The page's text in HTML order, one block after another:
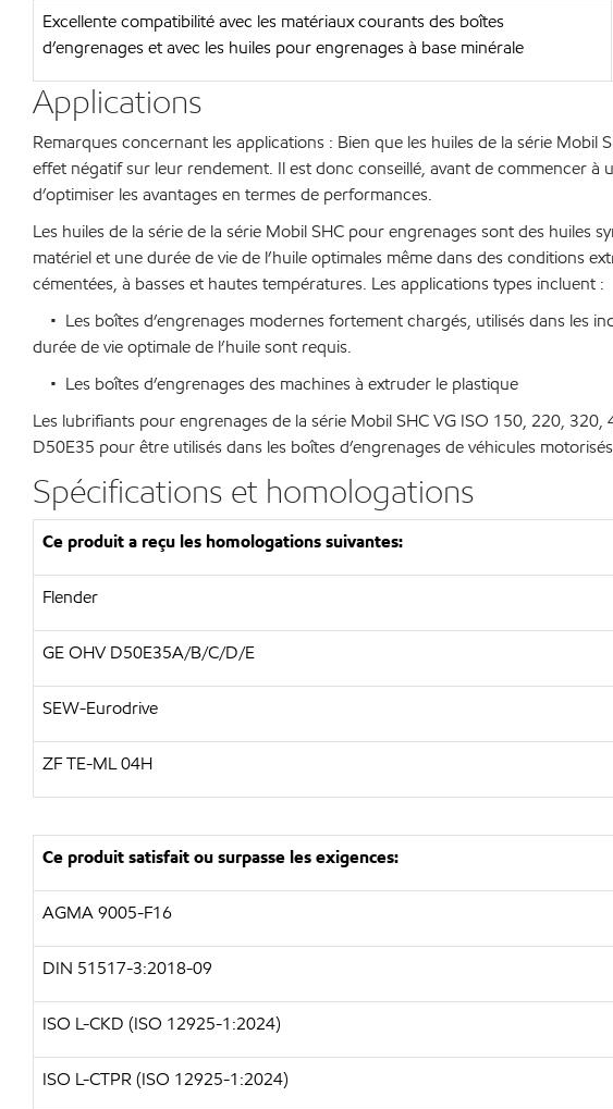
Excellente compatibilité avec les matériaux courants des boîtes
d’engrenages et avec les huiles pour engrenages à base minérale
Applications
Remarques concernant les applications : Bien que les huiles de la série
effet négatif sur leur rendement. Il est donc conseillé, avant de commencer à
d’optimiser les avantages en termes de performances.
Les huiles de la série de la série Mobil SHC pour engrenages sont des
matériel et une durée de vie de l’huile optimales même dans des conditions
cémentées, à basses et hautes températures. Les applications types incluent :
• Les boîtes d’engrenages modernes fortement chargés, utilisés dans les
durée de vie optimale de l’huile sont requis.
• Les boîtes d’engrenages des machines à extruder le plastique
Les lubrifiants pour engrenages de la série Mobil SHC VG ISO 150, 220,
D50E35 pour être utilisés dans les boîtes d’engrenages de véhicules
Spécifications et homologations
Ce produit a reçu les homologations suivantes:
Flender
GE OHV D50E35A/B/C/D/E
SEW-Eurodrive
ZF TE-ML 04H
Ce produit satisfait ou surpasse les exigences:
AGMA 9005-F16
DIN 51517-3:2018-09
ISO L-CKD (ISO 12925-1:2024)
ISO L-CTPR (ISO 12925-1:2024)